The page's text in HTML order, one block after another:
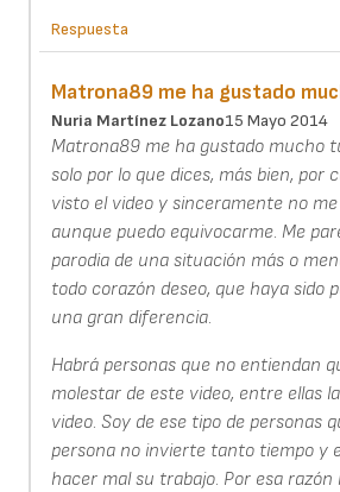
Respuesta
Matrona89 me ha gustado
Nuria Martínez Lozano15 Mayo 2014
Matrona89 me ha gustado mucho
solo por lo que dices, más bien, por
visto el video y sinceramente no
aunque puedo equivocarme. Me
parodia de una situación más o
todo corazón deseo, que haya sido
una gran diferencia.
Habrá personas que no entiendan
molestar de este video, entre ellas
video. Soy de ese tipo de personas
persona no invierte tanto tiempo y
hacer mal su trabajo. Por esa